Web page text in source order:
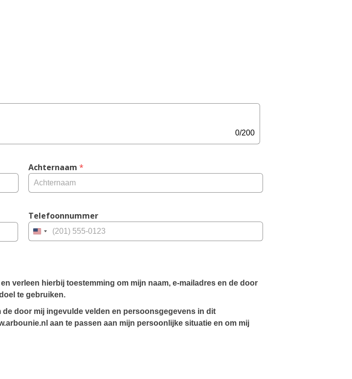
0/200
Achternaam *
Telefoonnummer
United
verleen hierbij toestemming om mijn naam, e-mailadres en de door
te gebruiken.
door mij ingevulde velden en persoonsgegevens in dit
aan te passen aan mijn persoonlijke situatie en om mij